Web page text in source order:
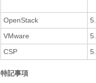
OpenStack
VMware
CSP
特記事項